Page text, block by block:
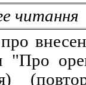
читання
"Про